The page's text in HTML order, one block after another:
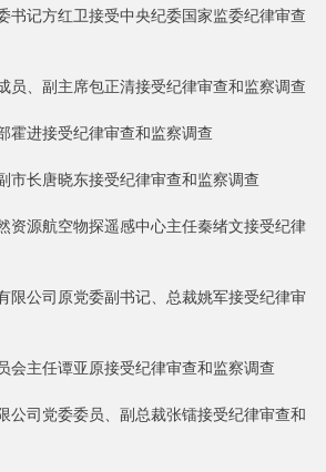
书记方红卫接受中央纪委国家监委纪律审查
员、副主席包正清接受纪律审查和监察调查
霍进接受纪律审查和监察调查
市长唐晓东接受纪律审查和监察调查
资源航空物探遥感中心主任秦绪文接受纪律
限公司原党委副书记、总裁姚军接受纪律审
会主任谭亚原接受纪律审查和监察调查
公司党委委员、副总裁张镭接受纪律审查和